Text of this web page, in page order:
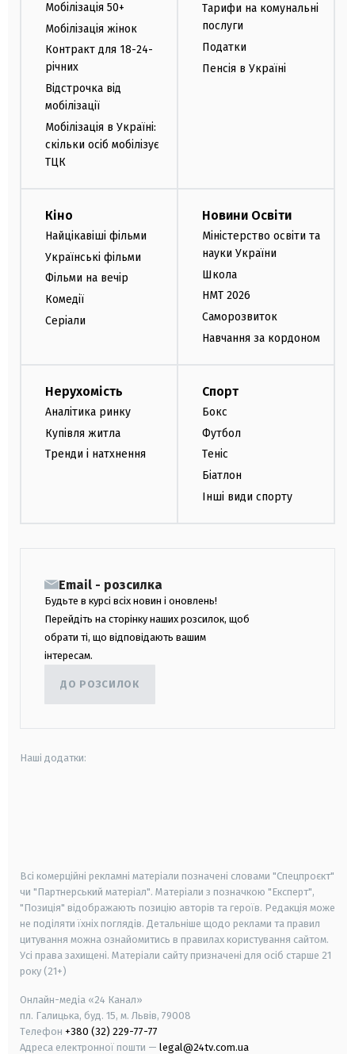
Мобілізація 50+
Мобілізація жінок
Контракт для 18-24-
річних
Відстрочка від
мобілізації
Мобілізація в Україні:
скільки осіб мобілізує
ТЦК
Тарифи на комунальні
послуги
Податки
Пенсія в Україні
Кіно
Найцікавіші фільми
Українські фільми
Фільми на вечір
Комедії
Серіали
Новини Освіти
Міністерство освіти та
науки України
Школа
НМТ 2026
Саморозвиток
Навчання за кордоном
Нерухомість
Аналітика ринку
Купівля житла
Тренди і натхнення
Спорт
Бокс
Футбол
Теніс
Біатлон
Інші види спорту
Email - розсилка
Будьте в курсі всіх новин і оновлень!
Перейдіть на сторінку наших розсилок, щоб
обрати ті, що відповідають вашим
інтересам.
ДО РОЗСИЛОК
Наші додатки:
Всі комерційні рекламні матеріали позначені словами "Спецпроєкт"
чи "Партнерський матеріал". Матеріали з позначкою "Експерт",
"Позиція" відображають позицію авторів та героїв. Редакція може
не поділяти їхніх поглядів. Детальніше щодо реклами та правил
цитування можна ознайомитись в правилах користування сайтом.
Усі права захищені. Матеріали сайту призначені для осіб старше 21
року (21+)
Онлайн-медіа «24 Канал»
пл. Галицька, буд. 15, м. Львів, 79008
Телефон +380 (32) 229-77-77
Адреса електронної пошти — legal@24tv.com.ua